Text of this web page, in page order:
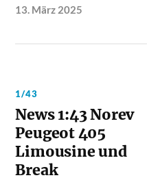
13. März 2025
1/43
News 1:43 Norev
Peugeot 405
Limousine und
Break